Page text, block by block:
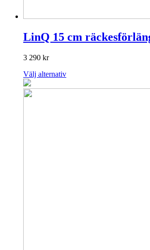
LinQ 15 cm
3 290 kr
Välj alternativDen
produkten